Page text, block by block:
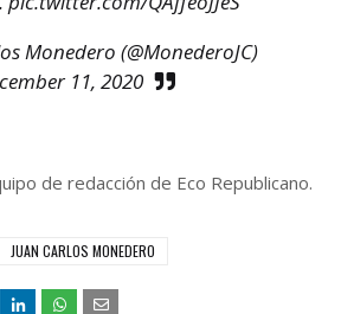
Monedero (@MonederoJC)
11, 2020
de redacción de Eco Republicano.
JUAN CARLOS MONEDERO